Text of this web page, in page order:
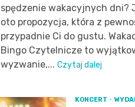
spędzenie wakacyjnych dni?
oto propozycja, która z
przypadnie Ci do gustu.
Bingo Czytelnicze to
wyzwanie,... Czytaj dalej
KONCERT